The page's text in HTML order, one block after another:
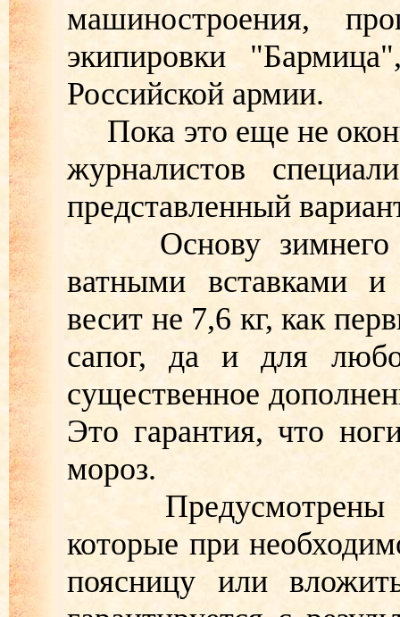
машиностроения,
экипировки
Российской армии.
Пока это еще не
журналистов
представленный
Основу зимнего
ватными вставками и
весит не 7,6 кг, как
сапог, да и для
существенное
Это гарантия, что
мороз.
Предусмотрены и
которые при
поясницу или